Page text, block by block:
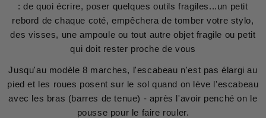
: de quoi écrire, poser quelques outils fragiles...un petit
rebord de chaque coté, empêchera de tomber votre stylo,
des visses, une ampoule ou tout autre objet fragile ou petit
qui doit rester proche de vous
Jusqu'au modèle 8 marches, l'escabeau n'est pas élargi au
pied et les roues posent sur le sol quand on lève l'escabeau
avec les bras (barres de tenue) - après l'avoir penché on le
pousse pour le faire rouler.